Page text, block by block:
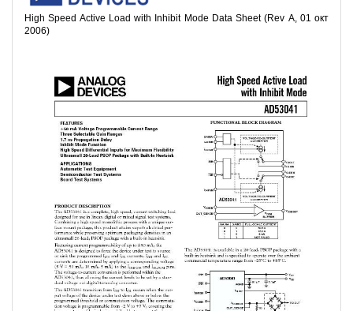
High Speed Active Load with Inhibit Mode Data Sheet (Rev A, 01 окт
2006)